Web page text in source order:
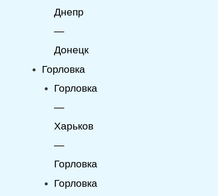
Днепр
—
Донецк
Горловка
Горловка
—
Харьков
—
Горловка
Горловка